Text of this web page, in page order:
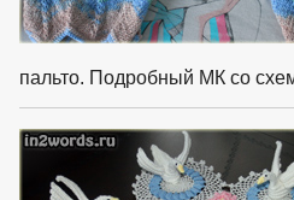
пальто. Подробный МК со